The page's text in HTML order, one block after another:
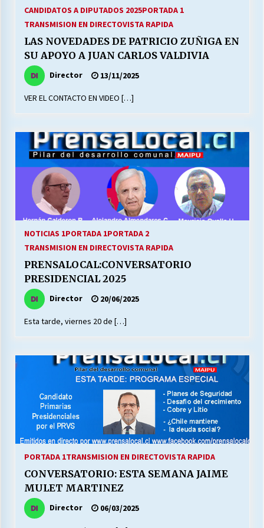
LABORAL:
13/07/2026
25/06/2026
¿Qué habrían dicho?
23/06/2026
VOLVER A SER ALTERNATIVA
16/06/2026
MUNICIPALIDADES, HONORARIOS, DESPIDOS
28/05/2026
Releyendo la Rerum Novarum a 135 años. “La
16/05/2026
S.O.S. a los ricos, Save Our Souls (Salvar
Nuestras Almas)
30/04/2026
¿Asesores con doble sueldo?
18/04/2026
Chile y sus segmentos de la riqueza
06/04/2026
CANDIDATOS A DIPUTADOS 2025PORTADA 1
TRANSMISION EN DIRECTOVISTA RAPIDA
LAS NOVEDADES DE PATRICIO ZUÑIGA EN
SU APOYO A JUAN CARLOS VALDIVIA
Director 13/11/2025
VER EL CONTACTO EN VIDEO […]
NOTICIAS 1PORTADA 1PORTADA 2
TRANSMISION EN DIRECTOVISTA RAPIDA
PRENSALOCAL:CONVERSATORIO
PRESIDENCIAL 2025
Director 20/06/2025
Esta tarde, viernes 20 de […]
PORTADA 1TRANSMISION EN DIRECTOVISTA RAPIDA
CONVERSATORIO: ESTA SEMANA JAIME
MULET MARTINEZ
Director 06/03/2025